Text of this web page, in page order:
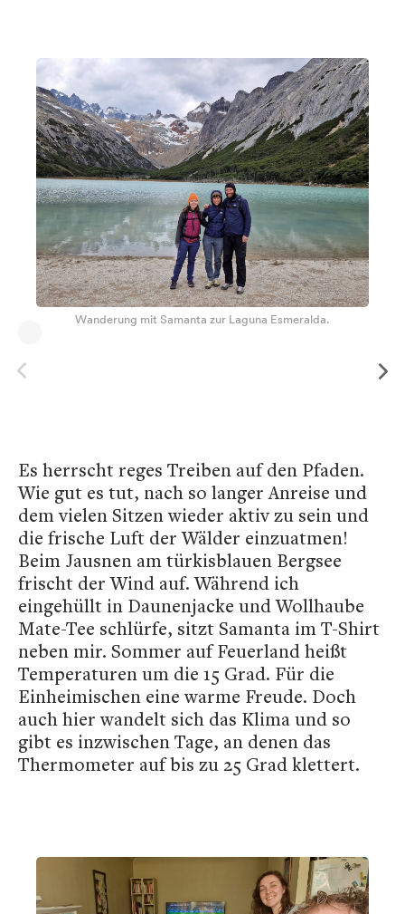
Wanderung mit Samanta zur Laguna Esmeralda.
Es herrscht reges Treiben auf den Pfaden.
Wie gut es tut, nach so langer Anreise und
dem vielen Sitzen wieder aktiv zu sein und
die frische Luft der Wälder einzuatmen!
Beim Jausnen am türkisblauen Bergsee
frischt der Wind auf. Während ich
eingehüllt in Daunenjacke und Wollhaube
Mate-Tee schlürfe, sitzt Samanta im T-Shirt
neben mir. Sommer auf Feuerland heißt
Temperaturen um die 15 Grad. Für die
Einheimischen eine warme Freude. Doch
auch hier wandelt sich das Klima und so
gibt es inzwischen Tage, an denen das
Thermometer auf bis zu 25 Grad klettert.